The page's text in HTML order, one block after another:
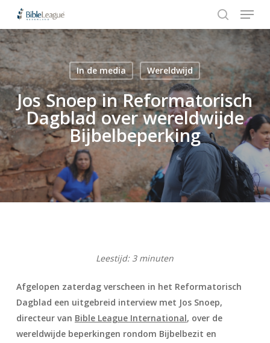
main
content
Hit enter to search or ESC to close
search
Menu
In de media Wereldwijd
Jos Snoep in Reformatorisch
Dagblad over wereldwijde
Bijbelbeperking
Leestijd: 3 minuten
Afgelopen zaterdag verscheen in het Reformatorisch
Dagblad een uitgebreid interview met Jos Snoep,
directeur van Bible League International, over de
wereldwijde beperkingen rondom Bijbelbezit en
Close
Menu
van